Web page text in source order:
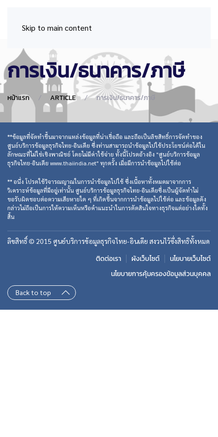
Skip to main content
การเงิน/ธนาคาร/ภาษี
หน้าแรก ARTICLE การเงิน/ธนาคาร/ภาษี
**ข้อมูลที่จัดทำขึ้นมาจากแหล่งข้อมูลที่น่าเชื่อถือ และถือเป็นลิขสิทธิ์การจัดทำของ
ศูนย์บริการข้อมูลธุรกิจไทย-อินเดีย ซึ่งท่านสามารถนำข้อมูลไปใช้ประโยชน์ต่อได้ใน
ลักษณะที่ไม่ใช่เชิงพาณิชย์ โดยไม่มีค่าใช้จ่าย ทั้งนี้โปรดอ้างอิง "ศูนย์บริการข้อมูล
ธุรกิจไทย-อินเดีย www.thaiindia.net" ทุกครั้ง เมื่อมีการนำข้อมูลไปใช้ต่อ
** อนึ่ง โปรดใช้วิจารณญาณในการนำข้อมูลไปใช้ ซึ่งเนื้อหาทั้งหมดมาจากการ
วิเคราะห์ข้อมูลที่มีอยู่เท่านั้น ศูนย์บริการข้อมูลธุรกิจไทย-อินเดียซึ่งเป็นผู้จัดทำไม่
ขอรับผิดชอบต่อความเสียหายใด ๆ ที่เกิดขึ้นจากการนำข้อมูลไปใช้ต่อ และข้อมูลดัง
กล่าวไม่ถือเป็นการให้ความเห็นหรือคำแนะนำในการตัดสินใจทางธุรกิจแต่อย่างใดทั้ง
สิ้น
ลิขสิทธิ์ © 2015 ศูนย์บริการข้อมูลธุรกิจไทย-อินเดีย สงวนไว้ซึ่งสิทธิทั้งหมด
ติดต่อเรา ผังเว็บไซต์
นโยบายเว็บไซต์
นโยบายการคุ้มครองข้อมูลส่วนบุคคล
Back to top